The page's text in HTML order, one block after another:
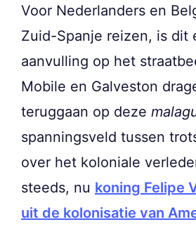
Voor Nederlanders en
Zuid-Spanje reizen, is dit
aanvulling op het
Mobile en Galveston
teruggaan op deze
spanningsveld tussen
over het koloniale
steeds, nu koning Felipe
uit de kolonisatie van